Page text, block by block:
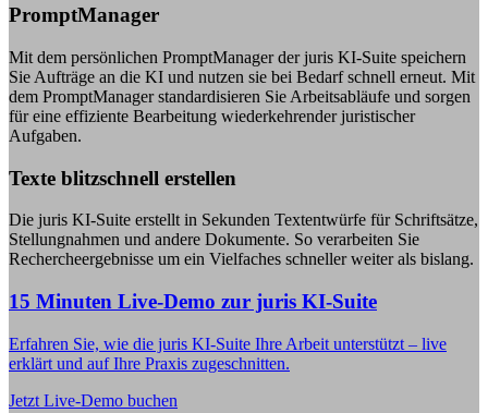
PromptManager
Mit dem persönlichen PromptManager der juris KI-Suite speichern
Sie Aufträge an die KI und nutzen sie bei Bedarf schnell erneut. Mit
dem PromptManager standardisieren Sie Arbeitsabläufe und sorgen
für eine effiziente Bearbeitung wiederkehrender juristischer
Aufgaben.
Texte blitzschnell erstellen
Die juris KI-Suite erstellt in Sekunden Textentwürfe für Schriftsätze,
Stellungnahmen und andere Dokumente. So verarbeiten Sie
Rechercheergebnisse um ein Vielfaches schneller weiter als bislang.
15 Minuten Live-Demo zur juris KI-Suite
Erfahren Sie, wie die juris KI-Suite Ihre Arbeit unterstützt – live
erklärt und auf Ihre Praxis zugeschnitten.
Jetzt Live-Demo buchen